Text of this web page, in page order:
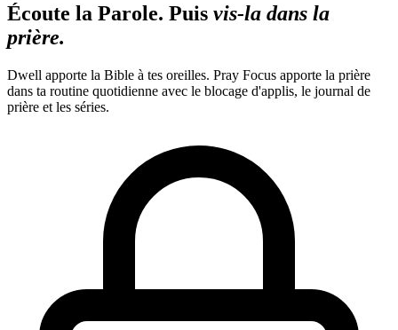
Écoute la Parole. Puis vis-la dans la
prière.
Dwell apporte la Bible à tes oreilles. Pray Focus apporte la prière
dans ta routine quotidienne avec le blocage d'applis, le journal de
prière et les séries.